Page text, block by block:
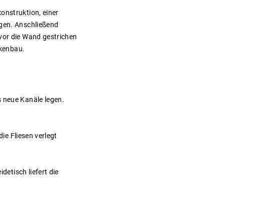
einer
Anschließend
die Wand gestrichen
Kanäle legen.
Fliesen verlegt
liefert die